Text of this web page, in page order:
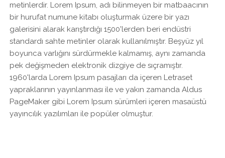
metinlerdir. Lorem Ipsum, adı bilinmeyen bir matbaacının
bir hurufat numune kitabı oluşturmak üzere bir yazı
galerisini alarak karıştırdığı 1500'lerden beri endüstri
standardı sahte metinler olarak kullanılmıştır. Beşyüz yıl
boyunca varlığını sürdürmekle kalmamış, aynı zamanda
pek değişmeden elektronik dizgiye de sıçramıştır.
1960'larda Lorem Ipsum pasajları da içeren Letraset
yapraklarının yayınlanması ile ve yakın zamanda Aldus
PageMaker gibi Lorem Ipsum sürümleri içeren masaüstü
yayıncılık yazılımları ile popüler olmuştur.